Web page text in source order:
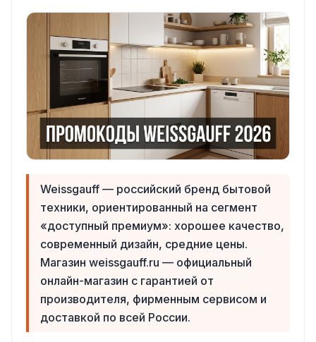
Weissgauff — российский бренд бытовой
техники, ориентированный на сегмент
«доступный премиум»: хорошее качество,
современный дизайн, средние цены.
Магазин weissgauff.ru — официальный
онлайн-магазин с гарантией от
производителя, фирменным сервисом и
доставкой по всей России.